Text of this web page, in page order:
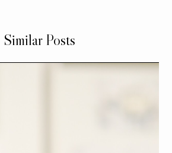
Similar Posts